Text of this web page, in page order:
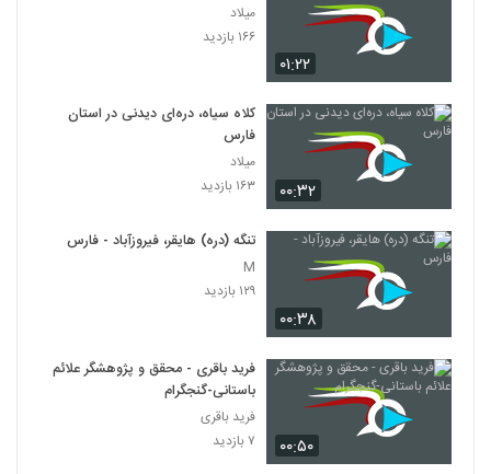
۰۱:۲۲
میلاد
۱۶۶ بازدید
۰۰:۳۲
کلاه سیاه، دره‌ای دیدنی در استان
فارس
میلاد
۱۶۳ بازدید
۰۰:۳۸
تنگه (دره) هایقر، فیروزآباد - فارس
M
۱۲۹ بازدید
۰۰:۵۰
فرید باقری - محقق و پژوهشگر علائم
باستانی-گنجگرام
فرید باقری
۷ بازدید